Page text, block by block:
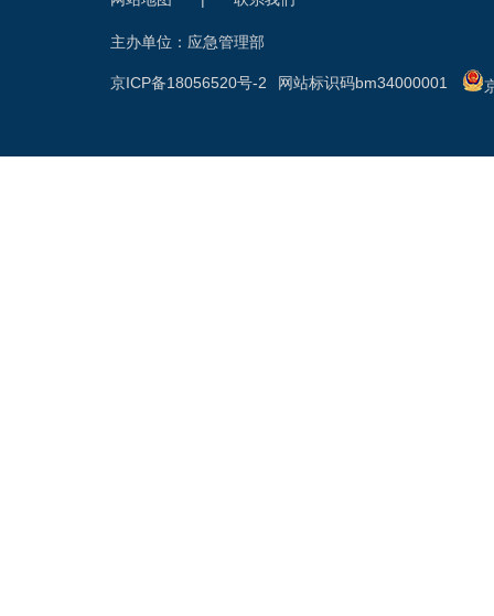
主办单位：应急管理部
网站标识码bm34000001
京ICP备18056520号-2